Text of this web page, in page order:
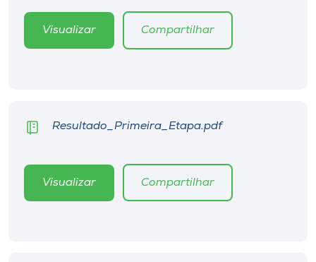
Rádio
Store
o idioma
Visualizar Compartilhar
Resultado_Primeira_Etapa.pdf
Visualizar Compartilhar